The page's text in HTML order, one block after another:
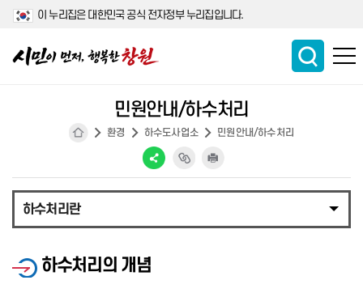
이 누리집은 대한민국 공식 전자정부 누리집입니다.
환경 하수도사업소 민원안내/하수처리
민원안내/하수처리
하수처리란
하수처리의 개념